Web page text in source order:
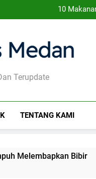
10
10 Tips
10 Tips
10 Kebiasaan Sehari-hari
Terupdate
TENTANG KAMI
Bibir